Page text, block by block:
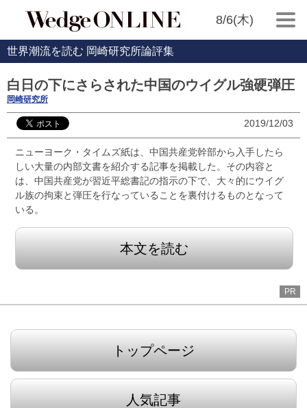
8/6(木)
世界潮流を読む 岡崎研究所論評集
白日の下にさらされた中国のウイグル強硬弾圧
岡崎研究所
2019/12/03
ニューヨーク・タイムズ紙は、中国共産党幹部から入手したら
しい大量の内部文書を紹介する記事を掲載した。その内容と
は、中国共産党が習近平総書記の指示の下で、大々的にウイグ
ル族の拘束と弾圧を行なっていることを裏付けるものとなって
いる。
本文を読む
PR
トップページ
人気記事